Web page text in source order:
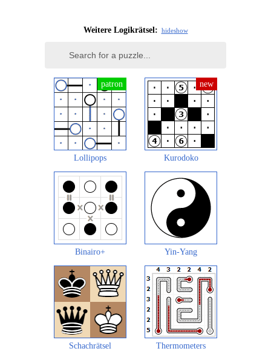
Weitere Logikrätsel: hideshow
Lollipops Kurodoko
Binairo+ Yin-Yang
Schachrätsel Thermometers